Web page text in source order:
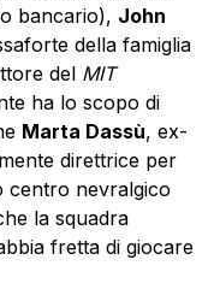
bancario), John
della famiglia
del MIT
ha lo scopo di
Marta Dassù, ex-
direttrice per
centro nevralgico
la squadra
fretta di giocare